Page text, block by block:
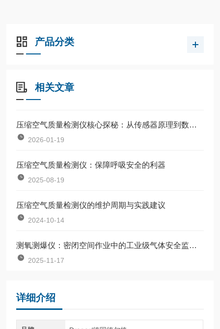
产品分类
相关文章
压缩空气质量检测仪核心探秘：从传感器原理到数据处理流程
2026-01-19
压缩空气质量检测仪：保障呼吸安全的利器
2025-08-19
压缩空气质量检测仪的维护周期与实践建议
2024-10-14
测氧测爆仪：密闭空间作业中的工业级气体安全监测终端
2025-11-17
详细介绍